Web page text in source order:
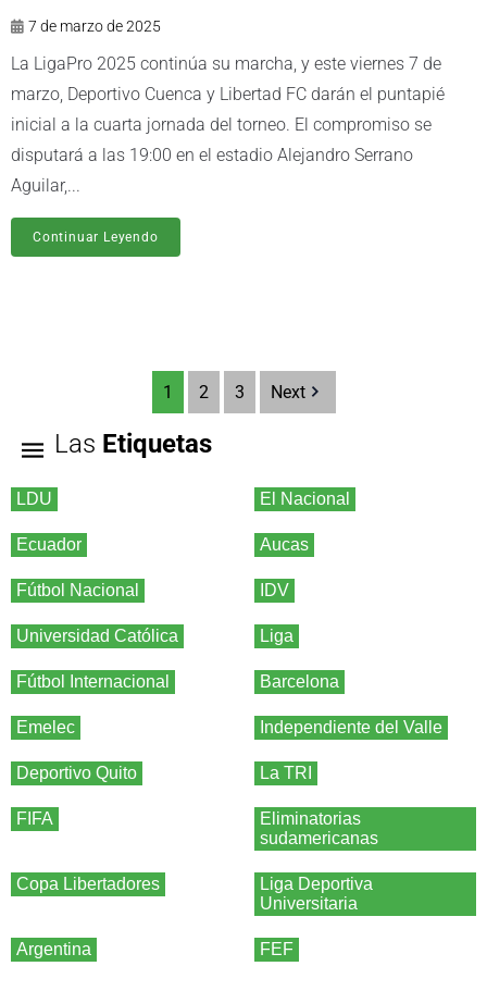
7 de marzo de 2025
La LigaPro 2025 continúa su marcha, y este viernes 7 de
marzo, Deportivo Cuenca y Libertad FC darán el puntapié
inicial a la cuarta jornada del torneo. El compromiso se
disputará a las 19:00 en el estadio Alejandro Serrano
Aguilar,...
Continuar Leyendo
1 2 3 Next
Las Etiquetas
LDU El Nacional
Ecuador Aucas
Fútbol Nacional IDV
Universidad Católica Liga
Fútbol Internacional Barcelona
Emelec Independiente del Valle
Deportivo Quito La TRI
FIFA
Eliminatorias
sudamericanas
Copa Libertadores
Liga Deportiva
Universitaria
Argentina FEF